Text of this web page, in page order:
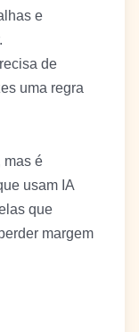
e
de
uma regra
mas é
usam IA
que
margem